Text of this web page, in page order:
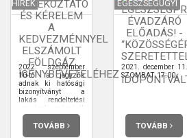
HÍREK
TÁJÉKOZTATÓ
ÉS KÉRELEM
A
KEDVEZMÉNNYEL
ELSZÁMOLT
FÖLDGÁZ
IGÉNYBEVÉTELÉHEZ
2022. szeptember
10-től a jegyzők
adnak ki hatósági
bizonyítványt a
lakás rendeltetési
egységek számáról,
ahhoz, hogy a
lakossági fogyasztó
jogszerűen vegyen
TOVÁBB
EGÉSZSÉGÜGYI
ÉVADZÁRÓ
ELŐADÁS! -
-
2021. december 11.
SZOMBAT 17:00
TOVÁBB